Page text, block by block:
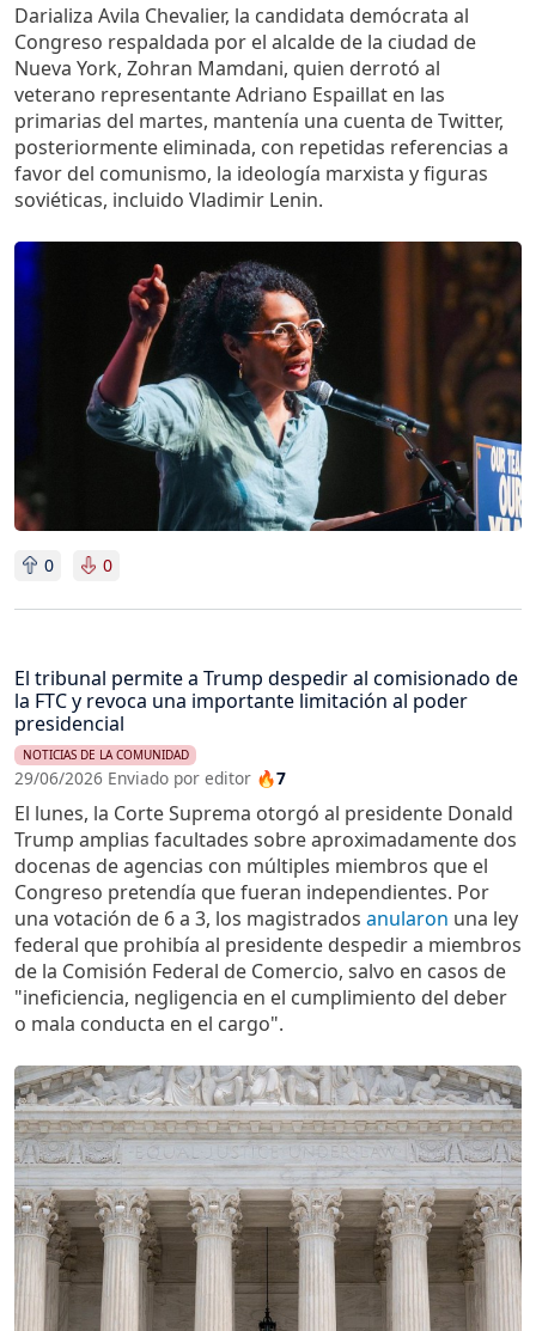
Darializa Avila Chevalier, la candidata demócrata al
Congreso respaldada por el alcalde de la ciudad de
Nueva York, Zohran Mamdani, quien derrotó al
veterano representante Adriano Espaillat en las
primarias del martes, mantenía una cuenta de Twitter,
posteriormente eliminada, con repetidas referencias a
favor del comunismo, la ideología marxista y figuras
soviéticas, incluido Vladimir Lenin.
Imagen
0 0
El tribunal permite a Trump despedir al comisionado de
la FTC y revoca una importante limitación al poder
presidencial
NOTICIAS DE LA COMUNIDAD
29/06/2026 Enviado por editor 🔥7
El lunes, la Corte Suprema otorgó al presidente Donald
Trump amplias facultades sobre aproximadamente dos
docenas de agencias con múltiples miembros que el
Congreso pretendía que fueran independientes. Por
una votación de 6 a 3, los magistrados anularon una ley
federal que prohibía al presidente despedir a miembros
de la Comisión Federal de Comercio, salvo en casos de
"ineficiencia, negligencia en el cumplimiento del deber
o mala conducta en el cargo".
Imagen